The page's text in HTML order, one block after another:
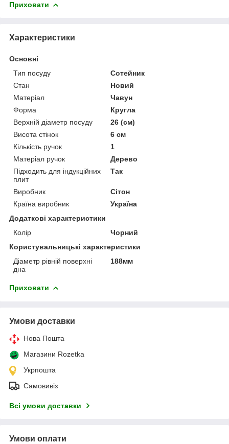
Приховати
Характеристики
Основні
Тип посуду
Сотейник
Стан
Новий
Матеріал
Чавун
Форма
Кругла
Верхній діаметр посуду
26 (см)
Висота стінок
6 см
Кількість ручок
1
Матеріал ручок
Дерево
Підходить для індукційних
плит
Так
Виробник
Сітон
Країна виробник
Україна
Додаткові характеристики
Колір
Чорний
Користувальницькі характеристики
Діаметр рівній поверхні
дна
188мм
Приховати
Умови доставки
Нова Пошта
Магазини Rozetka
Укрпошта
Самовивіз
Всі умови доставки
Умови оплати